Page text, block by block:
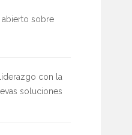
abierto sobre
con la
soluciones